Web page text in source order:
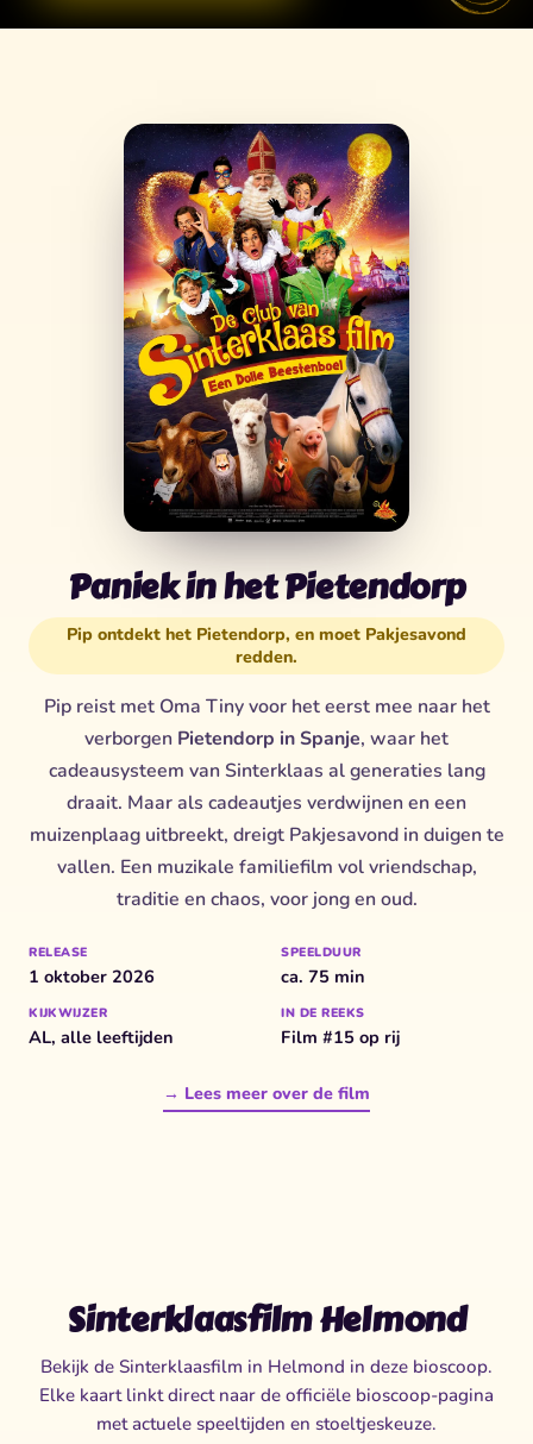
Paniek in het Pietendorp
Pip ontdekt het Pietendorp, en moet Pakjesavond
redden.
Pip reist met Oma Tiny voor het eerst mee naar het
verborgen Pietendorp in Spanje, waar het
cadeausysteem van Sinterklaas al generaties lang
draait. Maar als cadeautjes verdwijnen en een
muizenplaag uitbreekt, dreigt Pakjesavond in duigen te
vallen. Een muzikale familiefilm vol vriendschap,
traditie en chaos, voor jong en oud.
RELEASE
1 oktober 2026
SPEELDUUR
ca. 75 min
KIJKWIJZER
AL, alle leeftijden
IN DE REEKS
Film #15 op rij
→ Lees meer over de film
Sinterklaasfilm Helmond
Bekijk de Sinterklaasfilm in Helmond in deze bioscoop.
Elke kaart linkt direct naar de officiële bioscoop-pagina
met actuele speeltijden en stoeltjeskeuze.